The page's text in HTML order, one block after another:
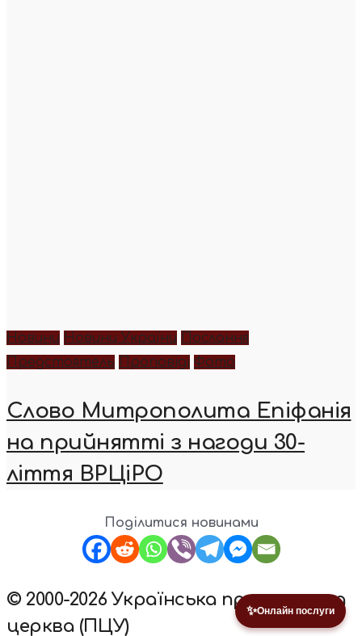
✨Онлайн послуги
Новини Новини України
Послання
Предстоятель
Проповіді Фото
Слово Митрополита Епіфанія
на прийнятті з нагоди 30-
ліття ВРЦіРО
Поділитися новинами
© 2000-2026 Українська православна
церква (ПЦУ)